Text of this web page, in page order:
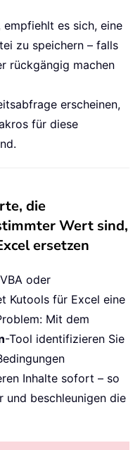
empfiehlt es sich, eine
zu speichern – falls
rückgängig machen
erscheinen,
für diese
die
Wert sind,
ersetzen
oder
Kutools für Excel eine
Mit dem
-Tool identifizieren Sie
Inhalte sofort – so
und beschleunigen die